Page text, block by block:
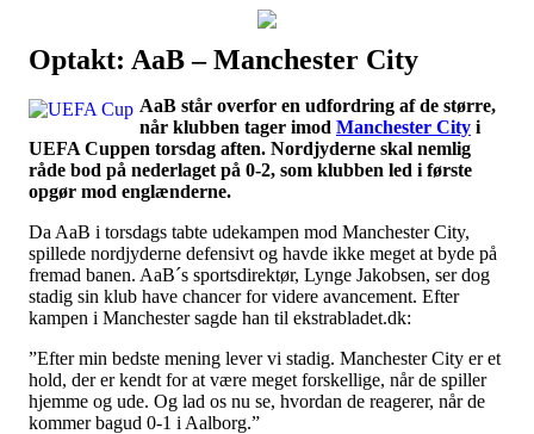
Наши партнеры
лучшие займы
Optakt: AaB – Manchester City
AaB står overfor en udfordring af de større,
når klubben tager imod Manchester City i
UEFA Cuppen torsdag aften. Nordjyderne skal nemlig
råde bod på nederlaget på 0-2, som klubben led i første
opgør mod englænderne.
Da AaB i torsdags tabte udekampen mod Manchester City,
spillede nordjyderne defensivt og havde ikke meget at byde på
fremad banen. AaB´s sportsdirektør, Lynge Jakobsen, ser dog
stadig sin klub have chancer for videre avancement. Efter
kampen i Manchester sagde han til ekstrabladet.dk:
”Efter min bedste mening lever vi stadig. Manchester City er et
hold, der er kendt for at være meget forskellige, når de spiller
hjemme og ude. Og lad os nu se, hvordan de reagerer, når de
kommer bagud 0-1 i Aalborg.”